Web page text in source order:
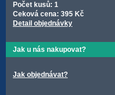
Počet kusů: 1
Ceková cena: 395 Kč
Detail objednávky
Jak u nás nakupovat?
Jak objednávat?